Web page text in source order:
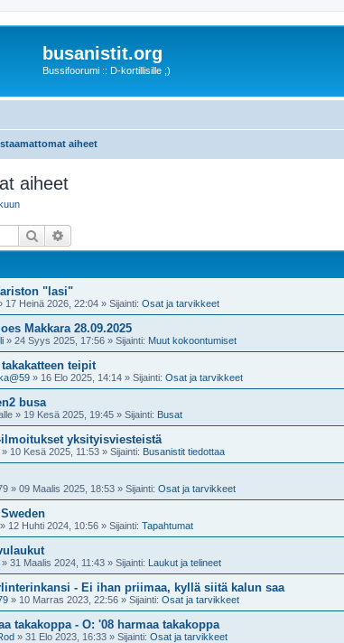
busanistit.org
Bussifoorumi :: D-kortillisille ;)
aiheet
aiheet
Etsi
"lasi"
17 Heinä 2026, 22:04 » Sijainti: Osat ja tarvikkeet
Makkara 28.09.2025
» 24 Syys 2025, 17:56 » Sijainti: Muut kokoontumiset
takakatteen teipit
» 16 Elo 2025, 14:14 » Sijainti: Osat ja tarvikkeet
busa
» 19 Kesä 2025, 19:45 » Sijainti: Busat
yksityisviesteistä
» 10 Kesä 2025, 11:53 » Sijainti: Busanistit tiedottaa
» 09 Maalis 2025, 18:53 » Sijainti: Osat ja tarvikkeet
» 12 Huhti 2024, 10:56 » Sijainti: Tapahtumat
» 31 Maalis 2024, 11:43 » Sijainti: Laukut ja telineet
- Ei ihan priimaa, kyllä siitä kalun saa
» 10 Marras 2023, 22:56 » Sijainti: Osat ja tarvikkeet
takakoppa - O: '08 harmaa takakoppa
» 31 Elo 2023, 16:33 » Sijainti: Osat ja tarvikkeet